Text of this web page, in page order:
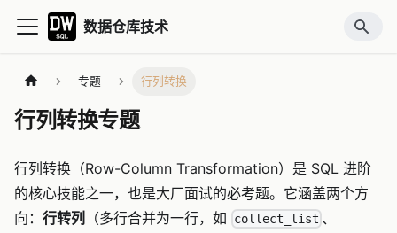
数据仓库技术
专题 行列转换
行列转换专题
行列转换（Row-Column Transformation）是 SQL 进阶
的核心技能之一，也是大厂面试的必考题。它涵盖两个方
向： 行转列 （多行合并为一行，如 collect_list 、